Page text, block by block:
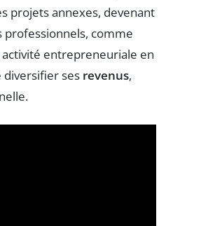
projets annexes, devenant
professionnels, comme
entrepreneuriale en
diversifier ses revenus,